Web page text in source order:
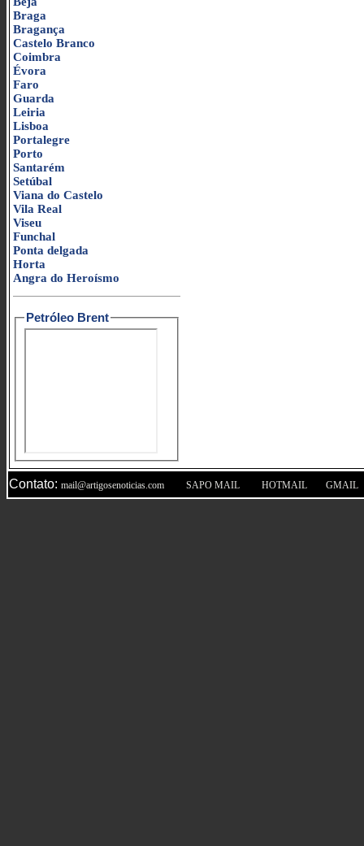
Braga
Bragança
Castelo Branco
Coimbra
Évora
Faro
Guarda
Leiria
Lisboa
Portalegre
Porto
Santarém
Setúbal
Viana do Castelo
Vila Real
Viseu
Funchal
Ponta delgada
Horta
Angra do Heroísmo
Petróleo Brent
Contato: mail@artigosenoticias.com SAPO MAIL HOTMAIL GMAIL